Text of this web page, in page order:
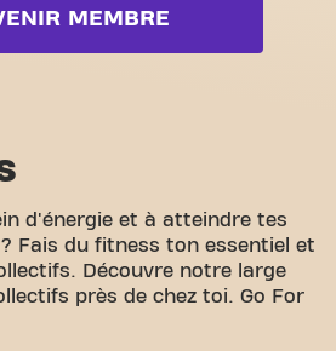
MEMBRE
d'énergie et à atteindre tes
Fais du fitness ton essentiel et
Découvre notre large
près de chez toi. Go For